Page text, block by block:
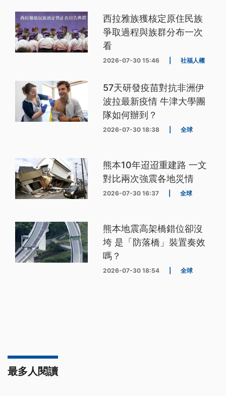
西拉雅族獲核定原住民族
爭取過程與族群分布一次
看
2026-07-30 15:46 社福人權
57天研發疫苗對抗非洲伊
波拉最新疫情 牛津大學團
隊如何辦到？
2026-07-30 18:38 全球
熊本10年迢迢重建路 一文
對比兩次強震各地災情
2026-07-30 16:37 全球
熊本地震高架橋錯位卻沒
垮 是「防落橋」裝置奏效
嗎？
2026-07-30 18:54 全球
最多人閱讀